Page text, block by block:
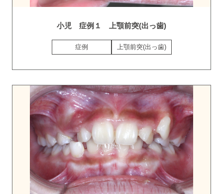
小児 症例１ 上顎前突(出っ歯)
症例 上顎前突(出っ歯)